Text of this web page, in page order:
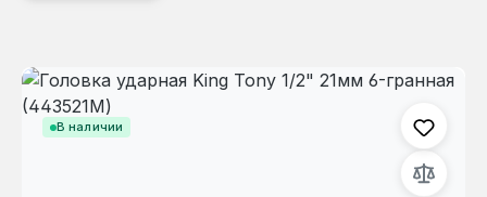
В наличии
Пропустить галерею изображений